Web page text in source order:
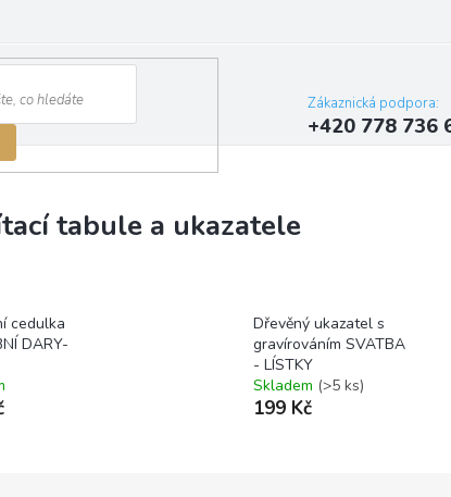
Zákaznická podpora:
+420 778 736
tabule a ukazatele
cedulka
DARY-
Dřevěný ukazatel s
gravírováním SVATBA
- LÍSTKY
Skladem (>5 ks)
199 Kč